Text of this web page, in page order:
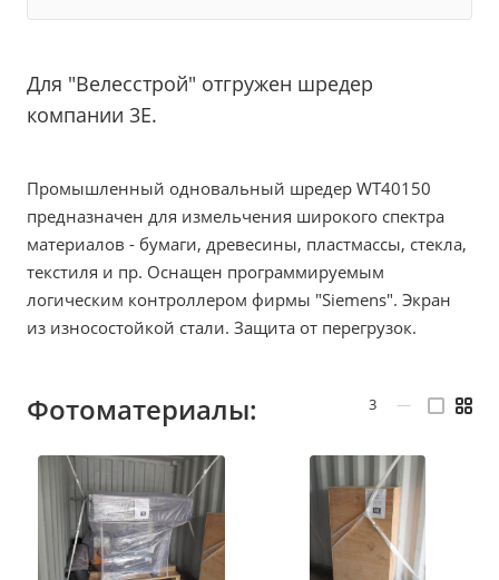
Для "Велесстрой" отгружен шредер
компании 3E.
Промышленный одновальный шредер WT40150
предназначен для измельчения широкого спектра
материалов - бумаги, древесины, пластмассы, стекла,
текстиля и пр. Оснащен программируемым
логическим контроллером фирмы "Siemens". Экран
из износостойкой стали. Защита от перегрузок.
Фотоматериалы: 3 —